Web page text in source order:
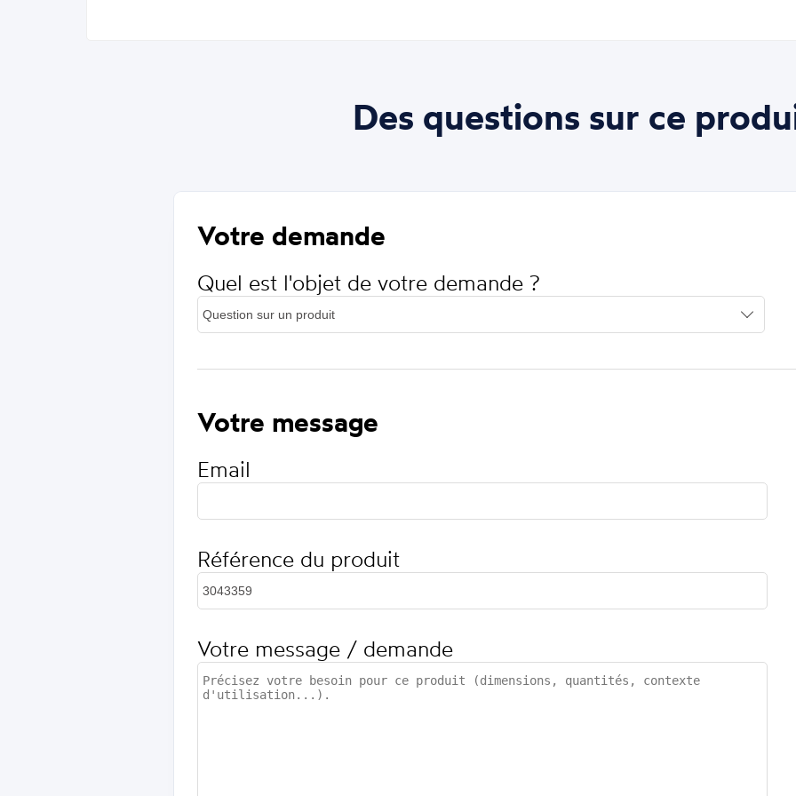
Des questions sur ce
Votre demande
Quel est l'objet de votre demande ?
Votre message
Email
Référence du produit
Votre message / demande